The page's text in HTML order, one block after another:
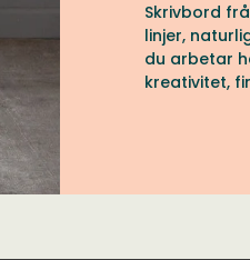
Skrivbord
linjer,
du arbetar
kreativitet,